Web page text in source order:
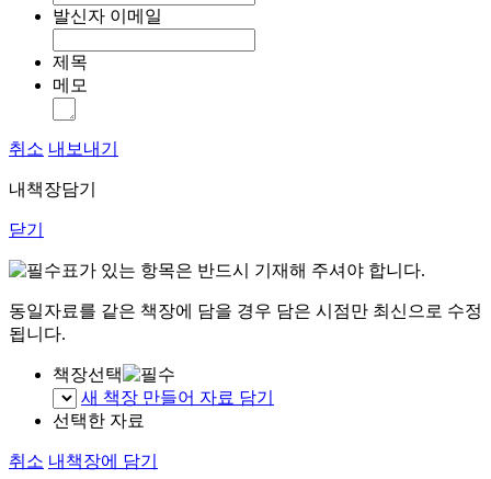
발신자 이메일
제목
메모
취소 내보내기
내책장담기
닫기
표가 있는 항목은 반드시 기재해 주셔야 합니다.
동일자료를 같은 책장에 담을 경우 담은 시점만 최신으로 수정
됩니다.
책장선택
새 책장 만들어 자료 담기
선택한 자료
취소 내책장에 담기